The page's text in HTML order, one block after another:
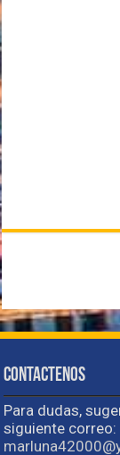
Contactenos
Para dudas,
siguiente correo: